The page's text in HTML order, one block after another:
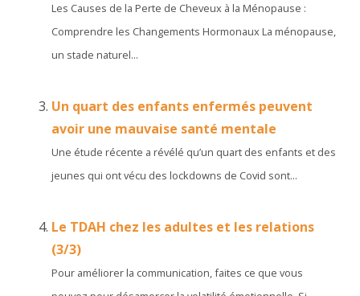
Les Causes de la Perte de Cheveux à la Ménopause :
Comprendre les Changements Hormonaux La ménopause,
un stade naturel...
Un quart des enfants enfermés peuvent
avoir une mauvaise santé mentale
Une étude récente a révélé qu’un quart des enfants et des
jeunes qui ont vécu des lockdowns de Covid sont...
Le TDAH chez les adultes et les relations
(3/3)
Pour améliorer la communication, faites ce que vous